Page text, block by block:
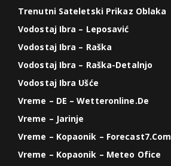
Trenutni Sateletski Prikaz Oblaka
Vodostaj Ibra – Leposavić
Vodostaj Ibra – Raška
Vodostaj Ibra – Raška-Detalnjo
Vodostaj Ibra Ušće
Vreme – DE – Wetteronline.de
Vreme – Jarinje
Vreme – Kopaonik – Forecast7.com
Vreme – Kopaonik – Meteo Ofice